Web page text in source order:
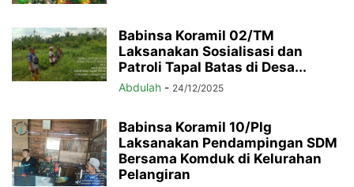
Babinsa Koramil 02/TM
Laksanakan Sosialisasi dan
Patroli Tapal Batas di Desa...
Abdulah - 24/12/2025
Babinsa Koramil 10/Plg
Laksanakan Pendampingan SDM
Bersama Komduk di Kelurahan
Pelangiran